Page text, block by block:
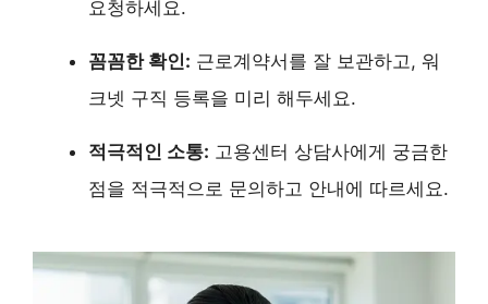
요청하세요.
꼼꼼한 확인: 근로계약서를 잘 보관하고, 워
크넷 구직 등록을 미리 해두세요.
적극적인 소통: 고용센터 상담사에게 궁금한
점을 적극적으로 문의하고 안내에 따르세요.